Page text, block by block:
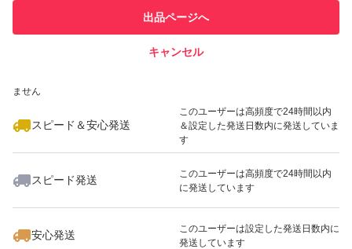
での取引実績があります
ません
スピード＆安心発送
このユーザーは高頻度で24時間以内
＆設定した発送日数内に発送していま
す
スピード発送
このユーザーは高頻度で24時間以内
に発送しています
安心発送
このユーザーは設定した発送日数内に
発送しています
出品ページへ
キャンセル
いいね！
2,250